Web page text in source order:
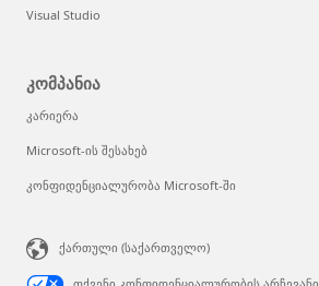
Visual Studio
კომპანია
კარიერა
Microsoft-ის შესახებ
კონფიდენციალურობა Microsoft-ში
ქართული (საქართველო)